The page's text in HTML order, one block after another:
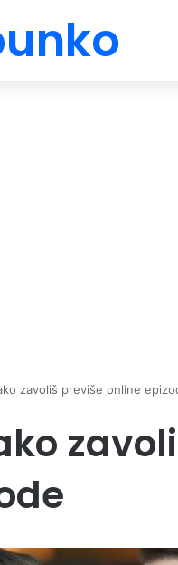
zavoliš previše online